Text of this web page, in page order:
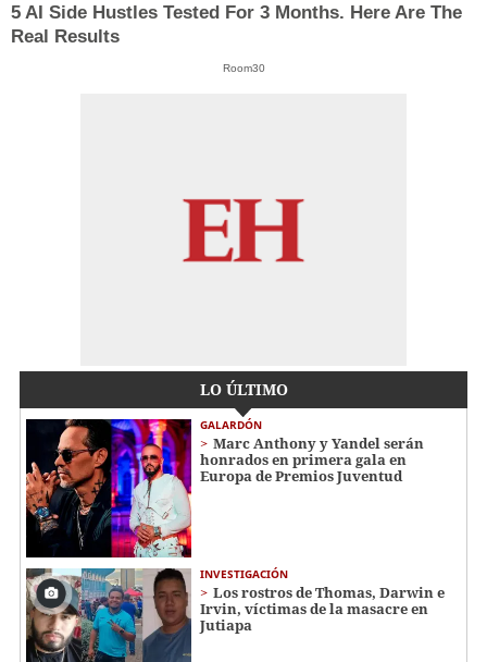
5 AI Side Hustles Tested For 3 Months. Here Are The
Real Results
Room30
LO ÚLTIMO
GALARDÓN
Marc Anthony y Yandel serán
honrados en primera gala en
Europa de Premios Juventud
INVESTIGACIÓN
Los rostros de Thomas, Darwin e
Irvin, víctimas de la masacre en
Jutiapa